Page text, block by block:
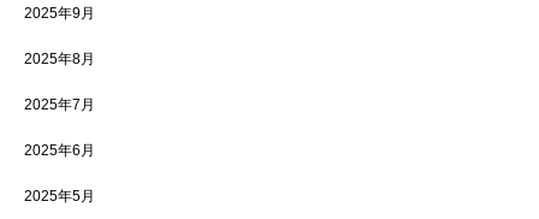
2025年9月
2025年8月
2025年7月
2025年6月
2025年5月